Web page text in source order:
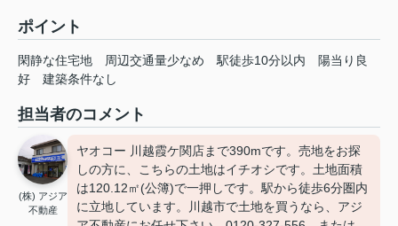
ポイント
閑静な住宅地 周辺交通量少なめ 駅徒歩10分以内
陽当り良
好
建築条件なし
担当者のコメント
(株) アジア
不動産
ヤオコー 川越霞ケ関店まで390mです。売地をお探
しの方に、こちらの土地はイチオシです。土地面積
は120.12㎡(公簿)で一押しです。駅から徒歩6分圏内
に立地しています。川越市で土地を買うなら、アジ